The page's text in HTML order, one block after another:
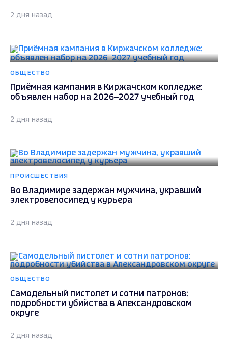
2 дня назад
ОБЩЕСТВО
Приёмная кампания в Киржачском колледже:
объявлен набор на 2026–2027 учебный год
2 дня назад
ПРОИСШЕСТВИЯ
Во Владимире задержан мужчина, укравший
электровелосипед у курьера
2 дня назад
ОБЩЕСТВО
Самодельный пистолет и сотни патронов:
подробности убийства в Александровском
округе
2 дня назад